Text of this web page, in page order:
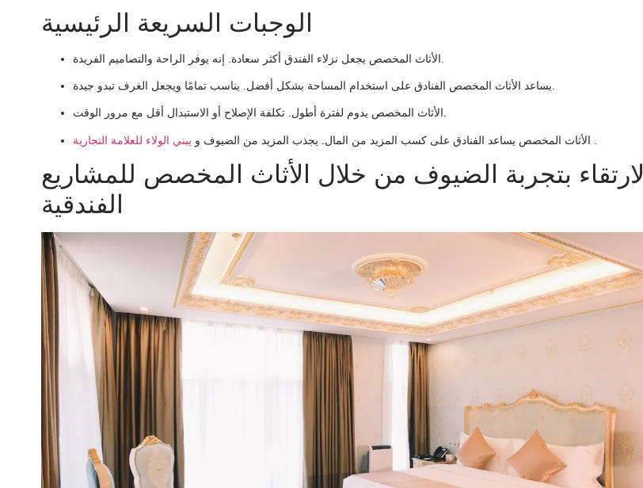
الوجبات السريعة الرئيسية
الأثاث المخصص يدوم لفترة أطول. تكلفة الإصلاح أو الاستبدال أقل مع مرور الوقت.
الأثاث المخصص يساعد الفنادق على كسب المزيد من المال. يجذب المزيد من الضيوف و
الارتقاء بتجربة الضيوف من خلال الأثاث المخصص للمشاريع
الفندقية